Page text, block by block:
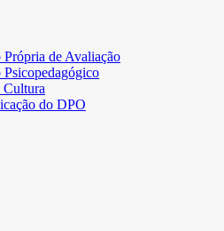
de Avaliação
Cultura
do DPO